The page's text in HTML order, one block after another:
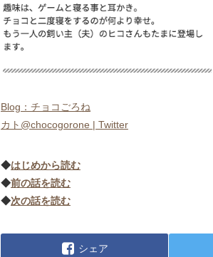
Blog：チョコごろね
カト@chocogorone | Twitter
◆はじめから読む
◆前の話を読む
◆次の話を読む
シェア